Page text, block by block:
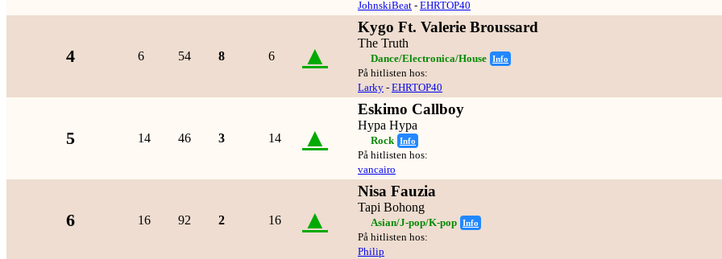
JohnskiBeat - EHRTOP40
4 6 54 8 6 ▲
Kygo Ft. Valerie Broussard
The Truth
Dance/Electronica/House Info
På hitlisten hos:
Larky - EHRTOP40
5 14 46 3 14 ▲
Eskimo Callboy
Hypa Hypa
Rock Info
På hitlisten hos:
vancairo
6 16 92 2 16 ▲
Nisa Fauzia
Tapi Bohong
Asian/J-pop/K-pop Info
På hitlisten hos:
Philip